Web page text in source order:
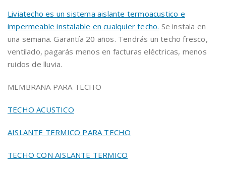
Liviatecho es un sistema aislante termoacustico e
impermeable instalable en cualquier techo. Se instala en
una semana. Garantía 20 años. Tendrás un techo fresco,
ventilado, pagarás menos en facturas eléctricas, menos
ruidos de lluvia.
MEMBRANA PARA TECHO
TECHO ACUSTICO
AISLANTE TERMICO PARA TECHO
TECHO CON AISLANTE TERMICO